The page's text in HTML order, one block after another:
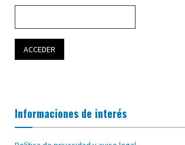
Informaciones de interés